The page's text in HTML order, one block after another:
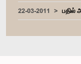
22-03-2011